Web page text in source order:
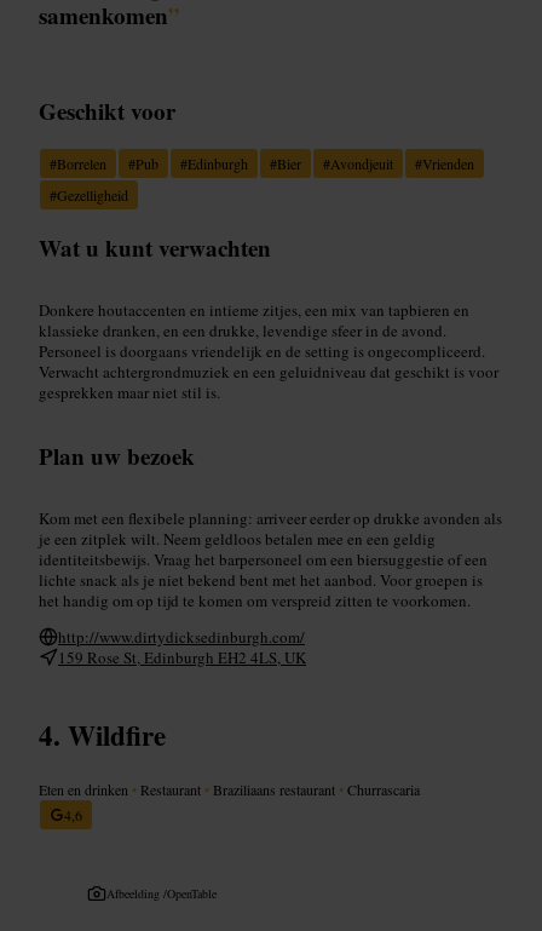
samenkomen”
Geschikt voor
#Borrelen #Pub #Edinburgh #Bier #Avondjeuit #Vrienden
#Gezelligheid
Wat u kunt verwachten
Donkere houtaccenten en intieme zitjes, een mix van tapbieren en
klassieke dranken, en een drukke, levendige sfeer in de avond.
Personeel is doorgaans vriendelijk en de setting is ongecompliceerd.
Verwacht achtergrondmuziek en een geluidniveau dat geschikt is voor
gesprekken maar niet stil is.
Plan uw bezoek
Kom met een flexibele planning: arriveer eerder op drukke avonden als
je een zitplek wilt. Neem geldloos betalen mee en een geldig
identiteitsbewijs. Vraag het barpersoneel om een biersuggestie of een
lichte snack als je niet bekend bent met het aanbod. Voor groepen is
het handig om op tijd te komen om verspreid zitten te voorkomen.
http://www.dirtydicksedinburgh.com/
159 Rose St, Edinburgh EH2 4LS, UK
Wildfire
Eten en drinken • Restaurant • Braziliaans restaurant •Churrascaria
4,6
Afbeelding /OpenTable